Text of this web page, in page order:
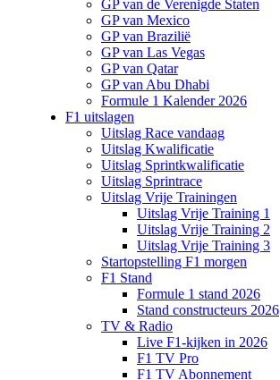
GP van de Verenigde Staten
GP van Mexico
GP van Brazilië
GP van Las Vegas
GP van Qatar
GP van Abu Dhabi
Formule 1 Kalender 2026
F1 uitslagen
Uitslag Race vandaag
Uitslag Kwalificatie
Uitslag Sprintkwalificatie
Uitslag Sprintrace
Uitslag Vrije Trainingen
Uitslag Vrije Training 1
Uitslag Vrije Training 2
Uitslag Vrije Training 3
Startopstelling F1 morgen
F1 Stand
Formule 1 stand 2026
Stand constructeurs 2026
TV & Radio
Live F1-kijken in 2026
F1 TV Pro
F1 TV Abonnement